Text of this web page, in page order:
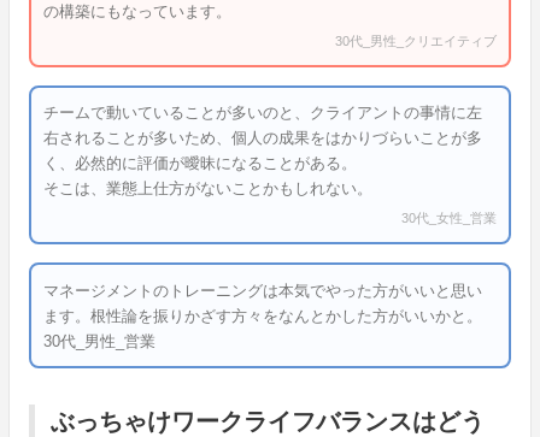
の構築にもなっています。
30代_男性_クリエイティブ
チームで動いていることが多いのと、クライアントの事情に左
右されることが多いため、個人の成果をはかりづらいことが多
く、必然的に評価が曖昧になることがある。
そこは、業態上仕方がないことかもしれない。
30代_女性_営業
マネージメントのトレーニングは本気でやった方がいいと思い
ます。根性論を振りかざす方々をなんとかした方がいいかと。
30代_男性_営業
ぶっちゃけワークライフバランスはどう